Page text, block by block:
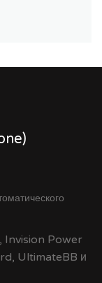
Invision Power
UltimateBB и